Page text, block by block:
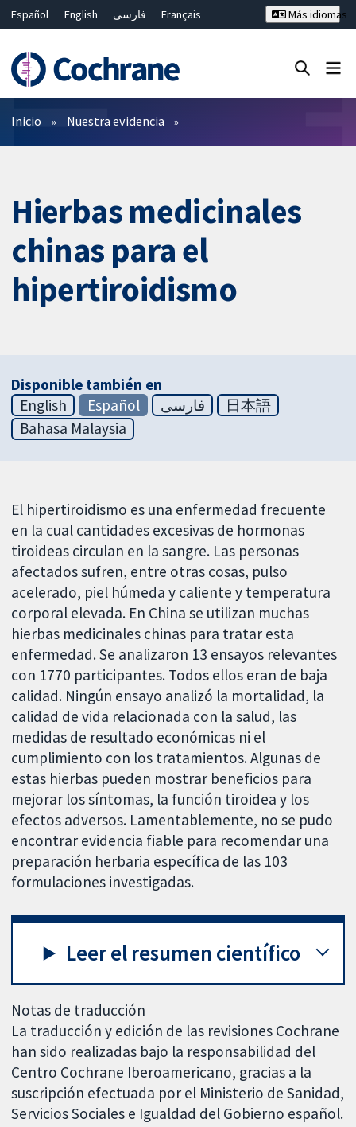
Español English فارسی
Français
Bahasa Malaysia
ไทย 繁體中文
Más idiomas
Filtros
Inicio Nuestra evidencia
Hierbas medicinales
chinas para el
hipertiroidismo
Disponible también en
English
Español فارسی
日本語
Bahasa Malaysia
El hipertiroidismo es una enfermedad frecuente
en la cual cantidades excesivas de hormonas
tiroideas circulan en la sangre. Las personas
afectados sufren, entre otras cosas, pulso
acelerado, piel húmeda y caliente y temperatura
corporal elevada. En China se utilizan muchas
hierbas medicinales chinas para tratar esta
enfermedad. Se analizaron 13 ensayos relevantes
con 1770 participantes. Todos ellos eran de baja
calidad. Ningún ensayo analizó la mortalidad, la
calidad de vida relacionada con la salud, las
medidas de resultado económicas ni el
cumplimiento con los tratamientos. Algunas de
estas hierbas pueden mostrar beneficios para
mejorar los síntomas, la función tiroidea y los
efectos adversos. Lamentablemente, no se pudo
encontrar evidencia fiable para recomendar una
preparación herbaria específica de las 103
formulaciones investigadas.
Leer el resumen científico
Notas de traducción
La traducción y edición de las revisiones Cochrane
han sido realizadas bajo la responsabilidad del
Centro Cochrane Iberoamericano, gracias a la
suscripción efectuada por el Ministerio de Sanidad,
Servicios Sociales e Igualdad del Gobierno español.